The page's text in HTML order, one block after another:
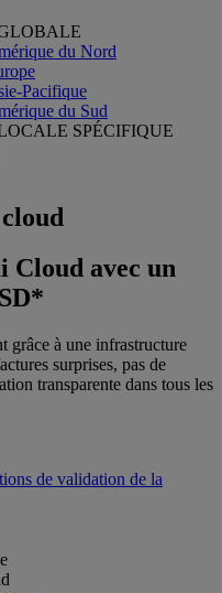
du Nord
Pacifique
du Sud
SPÉCIFIQUE
Cloud avec un
grâce à une infrastructure
surprises, pas de
transparente dans tous les
de validation de la